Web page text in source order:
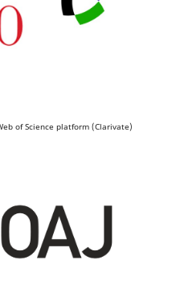
of Science platform (Clarivate)